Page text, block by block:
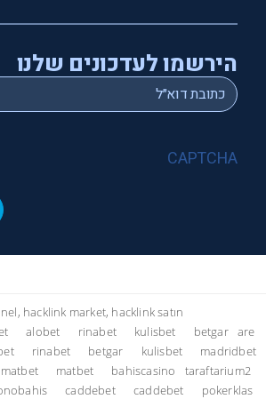
הירשמו לעדכונים שלנו
Email
*
CAPTCHA
hacklink market, hacklink satın
alobet rinabet kulisbet betgar
are
rinabet betgar kulisbet
madridbet
matbet matbet bahiscasino
taraftarium2
caddebet caddebet
pokerklas